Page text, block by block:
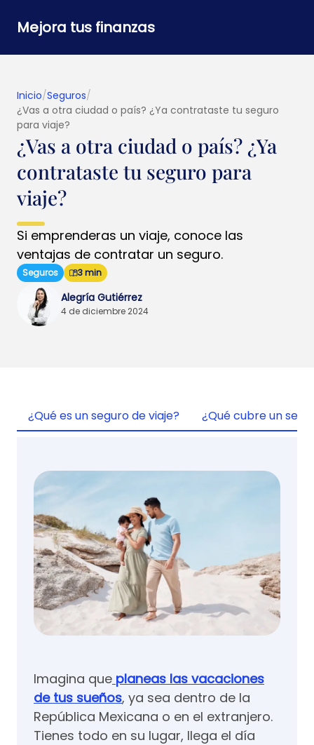
Mejora tus finanzas
Inicio/Seguros/
¿Vas a otra ciudad o país? ¿Ya contrataste tu seguro
para viaje?
¿Vas a otra ciudad o país? ¿Ya
contrataste tu seguro para
viaje?
Si emprenderas un viaje, conoce las
ventajas de contratar un seguro.
Seguros 3 min
Alegría Gutiérrez
4 de diciembre 2024
¿Qué es un seguro de viaje? ¿Qué cubre un
Imagina que planeas las vacaciones
de tus sueños, ya sea dentro de la
República Mexicana o en el extranjero.
Tienes todo en su lugar, llega el día